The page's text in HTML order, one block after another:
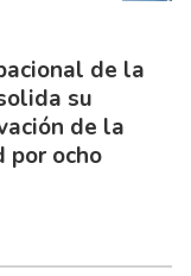
de la
su
de la
por ocho